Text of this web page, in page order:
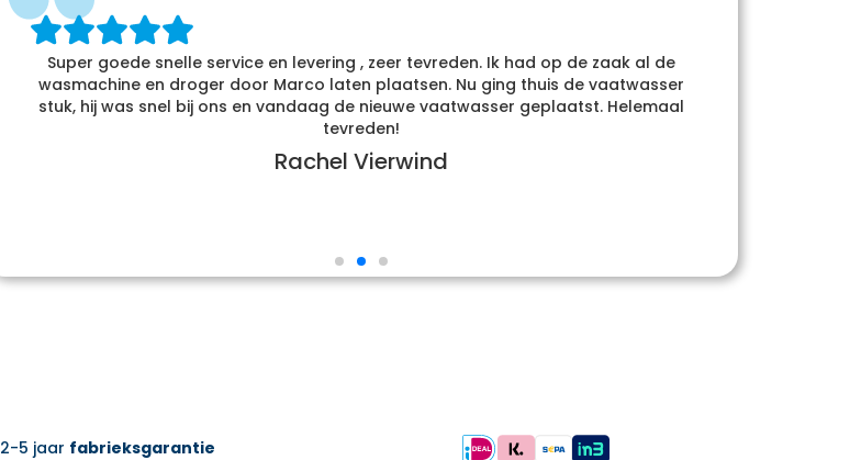
Super goede snelle service en levering , zeer tevreden. Ik had op de zaak al de
wasmachine en droger door Marco laten plaatsen. Nu ging thuis de vaatwasser
stuk, hij was snel bij ons en vandaag de nieuwe vaatwasser geplaatst. Helemaal
tevreden!
Rachel Vierwind
2-5 jaar fabrieksgarantie